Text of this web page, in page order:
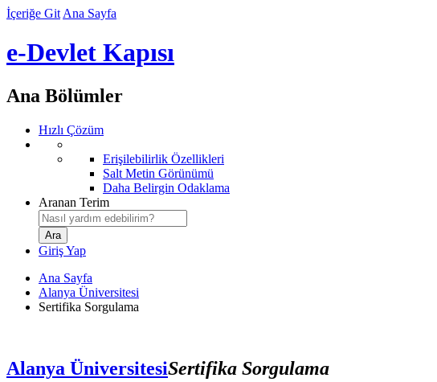
İçeriğe Git Ana Sayfa
e-Devlet Kapısı
Ana Bölümler
Hızlı Çözüm
Erişilebilirlik Özellikleri
Salt Metin Görünümü
Daha Belirgin Odaklama
Aranan Terim
Giriş Yap
Ana Sayfa
Alanya Üniversitesi
Sertifika Sorgulama
Alanya ÜniversitesiSertifika Sorgulama